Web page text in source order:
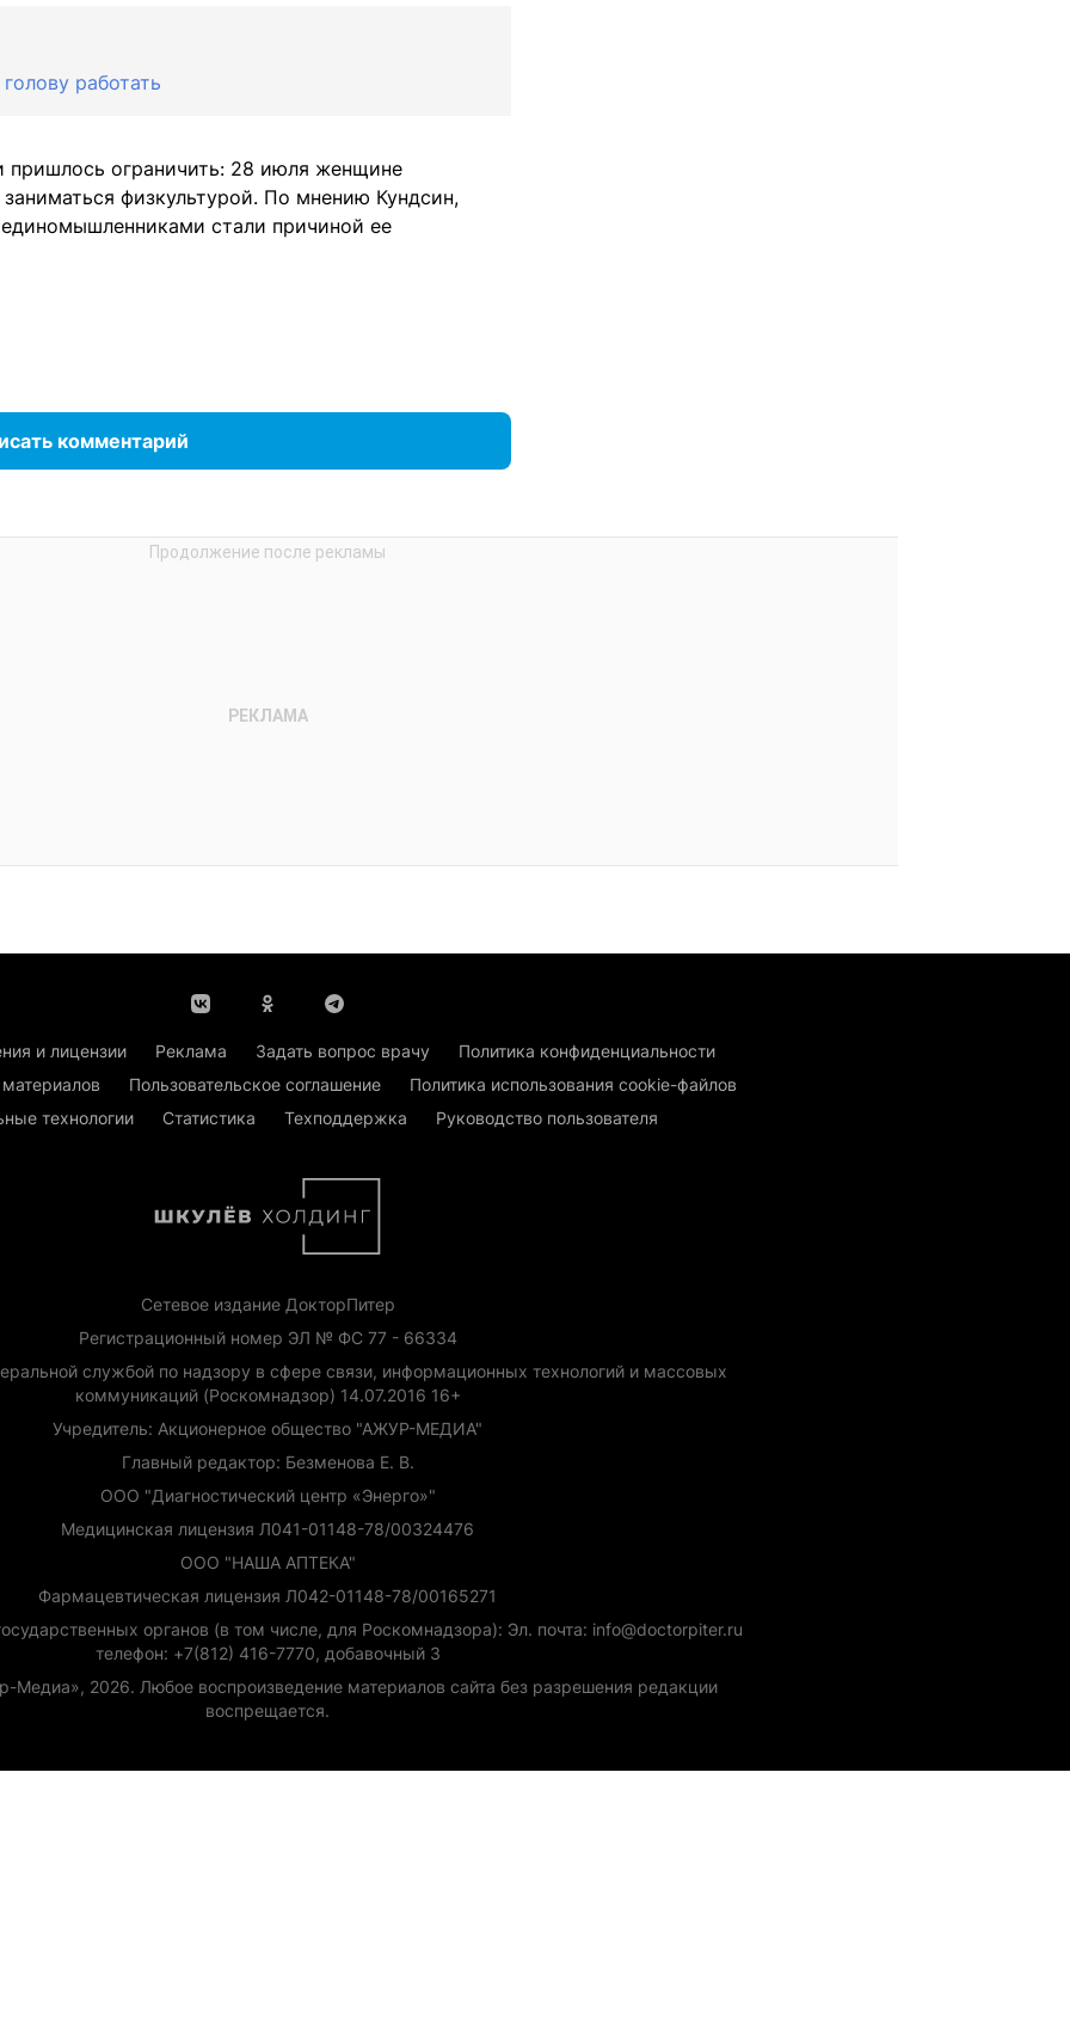
работать
пришлось ограничить: 28 июля женщине
физкультурой. По мнению Кундсин,
стали причиной ее
комментарий
и лицензии Реклама Задать вопрос врачу
Политика конфиденциальности
Пользовательское соглашение
Политика использования cookie-файлов
технологии
Статистика Техподдержка Руководство пользователя
Сетевое издание ДокторПитер
Регистрационный номер ЭЛ № ФС 77 - 66334
службой по надзору в сфере связи, информационных технологий и массовых
коммуникаций (Роскомнадзор) 14.07.2016 16+
Учредитель: Акционерное общество "АЖУР-МЕДИА"
Главный редактор: Безменова Е. В.
ООО "Диагностический центр «Энерго»"
Медицинская лицензия Л041-01148-78/00324476
ООО "НАША АПТЕКА"
Фармацевтическая лицензия Л042-01148-78/00165271
органов (в том числе, для Роскомнадзора): Эл. почта: info@doctorpiter.ru
телефон: +7(812) 416-7770, добавочный 3
2026. Любое воспроизведение материалов сайта без разрешения редакции
воспрещается.